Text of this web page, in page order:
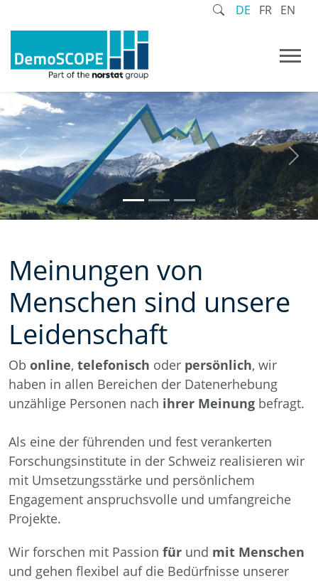
DE FR EN
Previous
Meinungen von
Menschen sind unsere
Leidenschaft
Ob online, telefonisch oder persönlich, wir
haben in allen Bereichen der Datenerhebung
unzählige Personen nach ihrer Meinung befragt.
Als eine der führenden und fest verankerten
Forschungsinstitute in der Schweiz realisieren wir
mit Umsetzungsstärke und persönlichem
Engagement anspruchsvolle und umfangreiche
Projekte.
Wir forschen mit Passion für und mit Menschen
und gehen flexibel auf die Bedürfnisse unserer